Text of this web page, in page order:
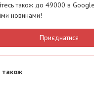
також до 49000 в
новинами!
Приєднатися
також